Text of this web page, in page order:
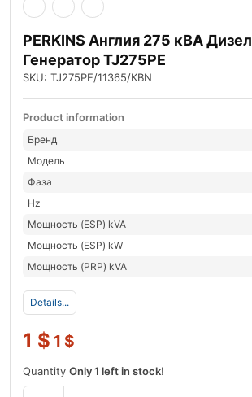
PERKINS Англия 275 кВА
Генератор TJ275PE
SKU: TJ275PE/11365/KBN
Product information
Бренд
Модель
Фаза
Hz
Мощность (ESP) kVA
Мощность (ESP) kW
Мощность (PRP) kVA
Details...
1 $ 1 $
Quantity Only 1 left in stock!